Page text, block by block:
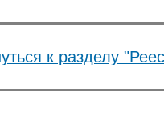
к разделу